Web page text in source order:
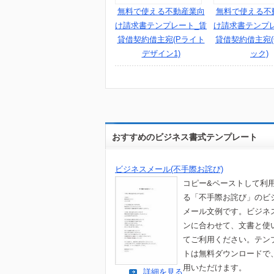
無料で使える不動産業向
け請求書テンプレート_賃
貸借契約借主宛(Pライト
デザイン1)
無料で使える不
け請求書テンプ
貸借契約借主宛
ック)
おすすめのビジネス書式テンプレート
ビジネスメール(不手際お詫び)
コピー&ペーストして利
る「不手際お詫び」のビ
メール文例です。ビジネ
ンに合わせて、文書と使
てご利用ください。テン
トは無料ダウンロードで
用いただけます。
詳細を見る